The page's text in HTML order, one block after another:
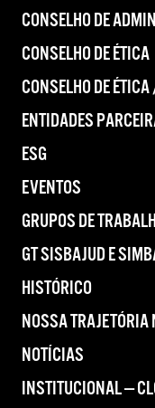
CONSELHO DE
CONSELHO DE ÉTICA
CONSELHO DE
ENTIDADES
ESG
EVENTOS
GRUPOS DE
GT SISBAJUD E
HISTÓRICO
NOSSA
NOTÍCIAS
INSTITUCIONAL —